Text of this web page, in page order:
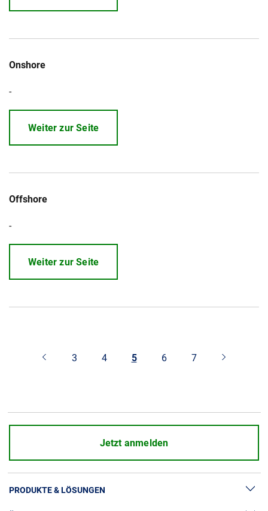
Onshore
-
Weiter zur Seite
Offshore
-
Weiter zur Seite
3 4 5 6 7
Jetzt anmelden
PRODUKTE & LÖSUNGEN